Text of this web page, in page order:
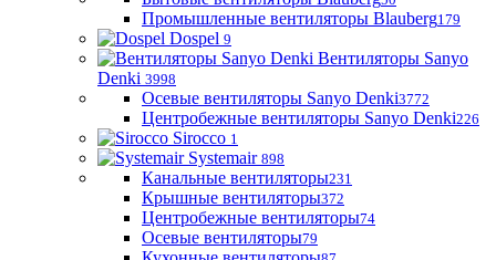
Промышленные вентиляторы Blauberg179
Dospel 9
Вентиляторы Sanyo
Denki 3998
Осевые вентиляторы Sanyo Denki3772
Центробежные вентиляторы Sanyo Denki226
Sirocco 1
Systemair 898
Канальные вентиляторы231
Крышные вентиляторы372
Центробежные вентиляторы74
Осевые вентиляторы79